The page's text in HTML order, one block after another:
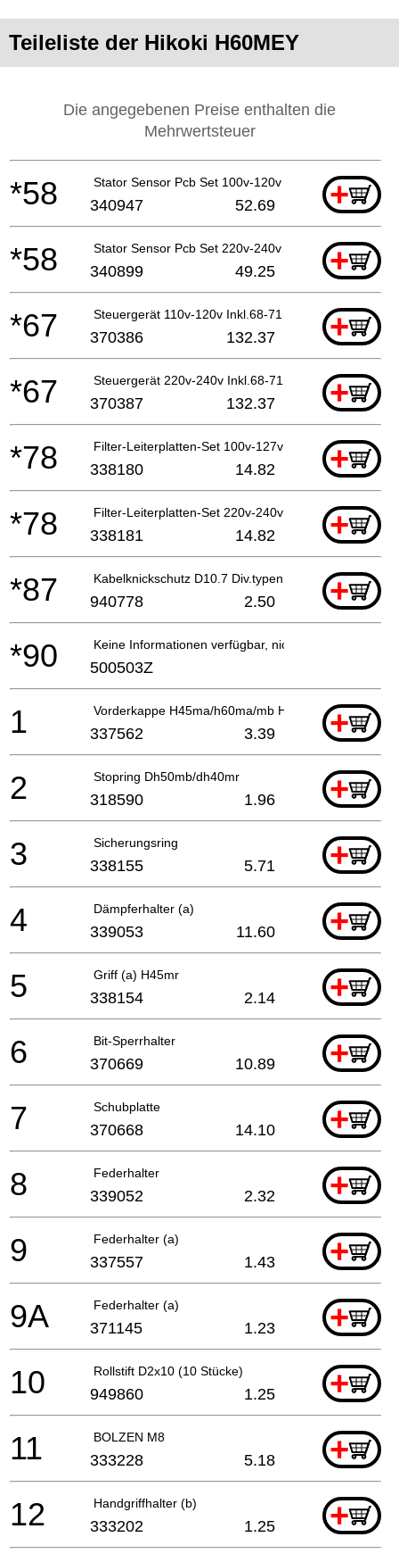
Teileliste der Hikoki H60MEY
Die angegebenen Preise enthalten die
Mehrwertsteuer
Stator Sensor Pcb Set 100v-120v +
*58 340947 52.69
Stator Sensor Pcb Set 220v-240v +
*58 340899 49.25
Steuergerät 110v-120v Inkl.68-71 +
*67 370386 132.37
Steuergerät 220v-240v Inkl.68-71 +
*67 370387 132.37
Filter-Leiterplatten-Set 100v-127v +
*78 338180 14.82
Filter-Leiterplatten-Set 220v-240v +
*78 338181 14.82
Kabelknickschutz D10.7 Div.typen, Cm9by, H41mb, G
+
*87 940778 2.50
Keine Informationen verfügbar, nicht bestellbar
*90 500503Z
Vorderkappe H45ma/h60ma/mb H45mr +
1 337562 3.39
Stopring Dh50mb/dh40mr +
2 318590 1.96
Sicherungsring +
3 338155 5.71
Dämpferhalter (a) +
4 339053 11.60
Griff (a) H45mr +
5 338154 2.14
Bit-Sperrhalter +
6 370669 10.89
Schubplatte +
7 370668 14.10
Federhalter +
8 339052 2.32
Federhalter (a) +
9 337557 1.43
Federhalter (a) +
9A 371145 1.23
Rollstift D2x10 (10 Stücke) +
10 949860 1.25
BOLZEN M8 +
11 333228 5.18
Handgriffhalter (b) +
12 333202 1.25